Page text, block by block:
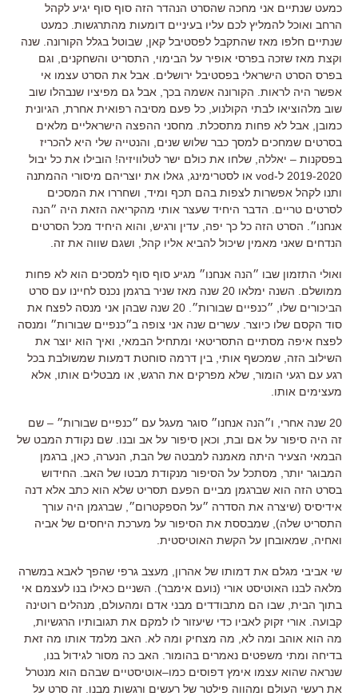
כמעט שנתיים אני מחכה שהסרט הנהדר הזה סוף סוף יגיע לקהל
הרחב ואוכל להמליץ לכם עליו בעיניים דומעות מהתרגשות כמעט
שנתיים חלפו מאז שהתקבל לפסטיבל קאן שבוטל בגלל הקורונה שנה
וקצת מאז שזכה בפרסי אופיר על הבימוי
התסריט והשחקנים
וגם
בפרס הסרט הישראלי בפסטיבל ירושלים
אבל את הסרט עצמו אי
אפשר היה לראות הקורונה אשמה בכך אבל גם מפיציו שנבהלו שוב
שוב מלהוציאו לבתי הקולנוע כל פעם מסיבה רפואית אחרת הגיונית
כמובן
אבל לא פחות מתסכלת מחסני ההפצה הישראליים מלאים
בסרטים שמחכים למסך כבר שלוש שנים
והנטייה שלי היא להכריז
בפסקנות – יאללה, שלחו את כולם ישר לטלוויזיה! הובילו את כל יבול
2019-2020 ל-vod או לסטרימינג גאלו את יוצריהם מיסורי ההמתנה
ותנו לקהל אפשרות לצפות בהם תכף ומיד, ושחררו את המסכים
לסרטים טריים
הדבר היחיד שעצר אותי מהקריאה הזאת היה ״הנה
אנחנו״
הסרט הזה כל כך יפה, עדין ורגיש, והוא היחיד מכל הסרטים
הנדחים שאני מאמין שיכול להביא אליו קהל, ושגם שווה את זה
ואולי התזמון שבו ״הנה אנחנו״ מגיע סוף סוף למסכים הוא לא פחות
ממושלם
השנה ימלאו 20 שנה מאז שניר ברגמן נכנס לחיינו עם סרט
הביכורים שלו
״כנפיים שבורות״
שנה שבהן אני מנסה לפצח את
סוד הקסם שלו כיוצר עשרים שנה אני צופה ב״כנפיים שבורות״ ומנסה
לפצח איפה מסתיים התסריטאי ומתחיל הבמאי
ואיך הוא יוצר את
השילוב הזה שמכשף אותי בין דרמה סוחטת דמעות שמשולבת בכל
רגע עם רגעי הומור שלא מפרקים את הרגש, או מבטלים אותו, אלא
מעצימים אותו
20 שנה אחרי ו״הנה אנחנו״ סוגר מעגל עם ״כנפיים שבורות״ – שם
זה היה סיפור על אם ובת וכאן סיפור על אב ובנו . שם נקודת המבט של
הבמאי הצעיר היתה מאמנה למבטה של הבת, הנערה, כאן, ברגמן
המבוגר יותר, מסתכל על הסיפור מנקודת מבטו של האב. החידוש
בסרט הזה הוא שברגמן מביים הפעם תסריט שלא הוא כתב אלא דנה
אידיסיס (שיצרה את הסדרה ״על הספקטרום״ שברגמן היה עורך
התסריט שלה), שמבססת את הסיפור על מערכת היחסים של אביה
ואחיה שמאובחן על הקשת האוטיסטית
שי אביבי מגלם את דמותו של אהרון
מעצב גרפי שהפך לאבא במשרה
מלאה לבנו האוטיסט אורי (נועם אימבר). השניים כאילו בנו לעצמם אי
בתוך הבית שבו הם מתבודדים מבני אדם ומהעולם
מנהלים רוטינה
קבועה
אורי זקוק לאביו כדי שיעזור לו למקם את תגובותיו הרגשיות
מה הוא אוהב ומה לא מה מצחיק ומה לא האב מלמד אותו מה זאת
בדיחה ומתי משפטים נאמרים בהומור האב כה מסור לגידול בנו
שנראה שהוא עצמו אימץ דפוסים כמו–אוטיסטיים שבהם הוא מנטרל
את רעשי העולם ומהווה פילטר של רעשים ורגשות מבנו זה סרט על